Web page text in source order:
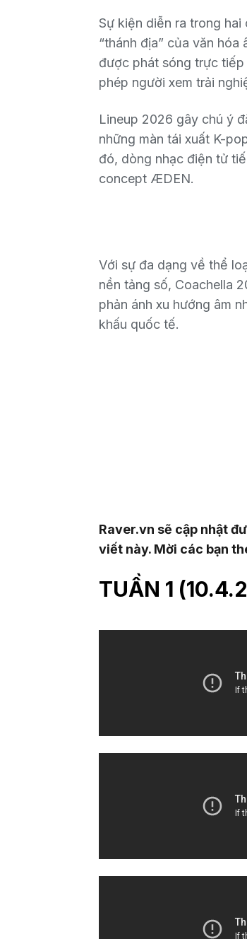
Sự kiện diễn ra trong hai
“thánh địa” của văn
được phát sóng trực tiếp
phép người xem trải
Lineup 2026 gây chú ý
những màn tái xuất K-
đó, dòng nhạc điện tử
concept ÆDEN.
Với sự đa dạng về thể
nền tảng số, Coachella
phản ánh xu hướng âm
khấu quốc tế.
Raver.vn sẽ cập nhật
viết này. Mời các bạn
TUẦN 1